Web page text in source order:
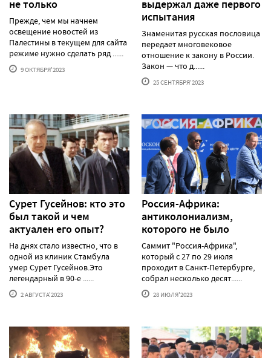
не только
Прежде, чем мы начнем
освещение новостей из
Палестины в текущем для сайта
режиме нужно сделать ряд ......
9 ОКТЯБРЯ'2023
выдержал даже первого
испытания
Знаменитая русская пословица
передает многовековое
отношение к закону в России.
Закон — что д......
25 СЕНТЯБРЯ'2023
Сурет Гусейнов: кто это
был такой и чем
актуален его опыт?
На днях стало известно, что в
одной из клиник Стамбула
умер Сурет Гусейнов.Это
легендарный в 90-е ......
2 АВГУСТА'2023
Россия-Африка:
антиколониализм,
которого не было
Саммит "Россия-Африка",
который с 27 по 29 июля
проходит в Санкт-Петербурге,
собрал несколько десят......
28 ИЮЛЯ'2023